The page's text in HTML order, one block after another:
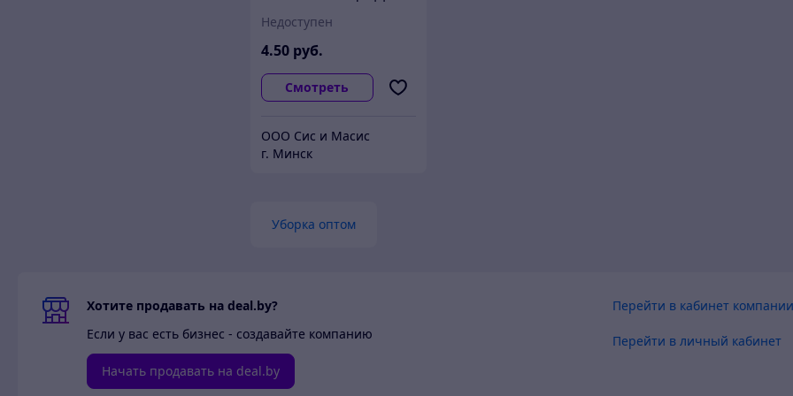
Недоступен
4.50 руб.
Смотреть
ООО Сис и Масис
г. Минск
Уборка оптом
Хотите продавать на deal.by?
Если у вас есть бизнес - создавайте компанию
Начать продавать на deal.by
Перейти в кабинет компании
Перейти в личный кабинет